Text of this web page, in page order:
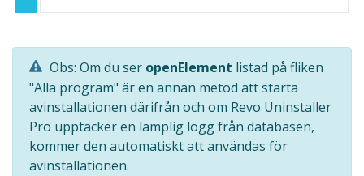
Obs: Om du ser openElement listad på fliken
"Alla program" är en annan metod att starta
avinstallationen därifrån och om Revo Uninstaller
Pro upptäcker en lämplig logg från databasen,
kommer den automatiskt att användas för
avinstallationen.